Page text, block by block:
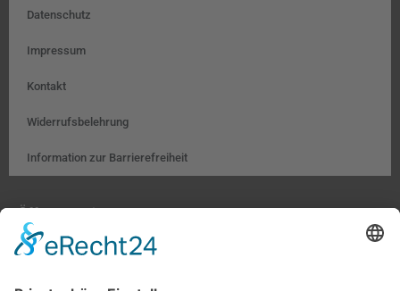
Datenschutz
Impressum
Kontakt
Widerrufsbelehrung
Information zur Barrierefreiheit
Öffnungszeiten:
Mo. – Fr. 8:00 – 18:00 Uhr